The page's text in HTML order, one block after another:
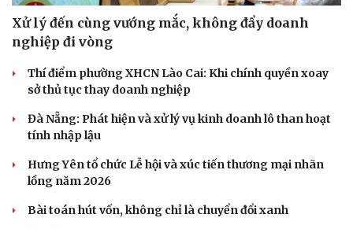
Du lịch
Săn Tour
Đọc truyện đêm khuya
Xử lý đến cùng vướng mắc, không đẩy doanh
nghiệp đi vòng
Thí điểm phường XHCN Lào Cai: Khi chính quyền xoay
sở thủ tục thay doanh nghiệp
Đà Nẵng: Phát hiện và xử lý vụ kinh doanh lô than hoạt
tính nhập lậu
Hưng Yên tổ chức Lễ hội và xúc tiến thương mại nhãn
lồng năm 2026
Bài toán hút vốn, không chỉ là chuyển đổi xanh